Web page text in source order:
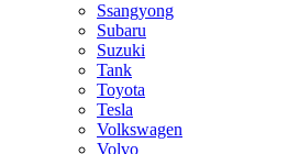
Ssangyong
Subaru
Suzuki
Tank
Toyota
Tesla
Volkswagen
Volvo